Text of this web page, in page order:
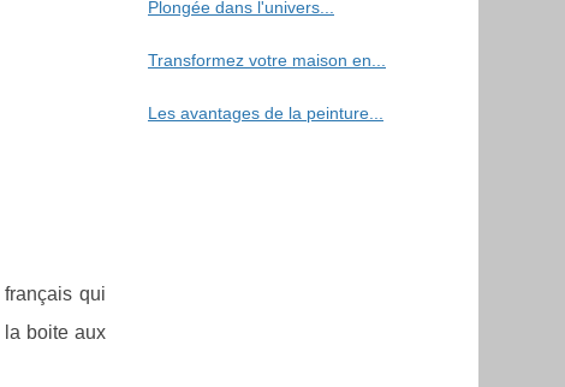
qui
la boite aux
Plongée dans l'univers...
Transformez votre maison en...
Les avantages de la peinture...